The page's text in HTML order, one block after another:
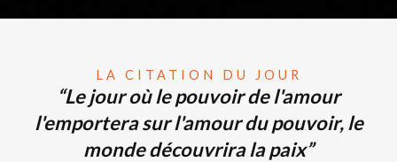
LA CITATION DU JOUR
“Le jour où le pouvoir de l'amour
l'emportera sur l'amour du pouvoir, le
monde découvrira la paix”